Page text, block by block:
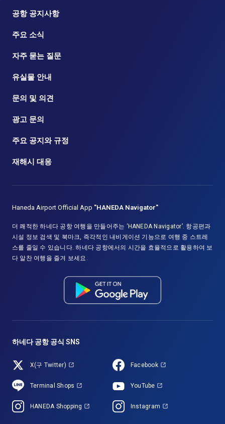
공항 공지사항
주요 소식
자주 묻는 질문
유실물 안내
문의 및 의견
광고 문의
주요 공지와 규정
재해시 대응
Haneda Airport Official App "HANEDA Navigator"
더 쾌적한 하네다 공항 여행을 만들어주는 ‘HANEDA Navigator’. 항공편과
시설 정보 검색 및 북마크, 즉각적인 내비게이션 기능으로 여행 중 스트레
스를 줄일 수 있습니다. 하네다 공항에서의 시간을 효율적으로 활용하여 보
다 알찬 여행을 즐겨 보세요.
하네다 공항 공식 SNS
X(구 Twitter) Facebook
Terminal Shops YouTube
HANEDA Shopping Instagram